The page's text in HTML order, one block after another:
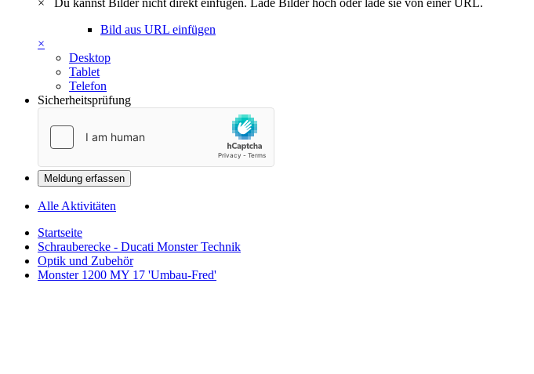
×
Du kannst Bilder nicht direkt einfügen. Lade Bilder hoch oder lade sie von einer URL.
Bild aus URL einfügen
×
Desktop
Tablet
Telefon
Sicherheitsprüfung
Meldung erfassen
Alle Aktivitäten
Startseite
Schrauberecke - Ducati Monster Technik
Optik und Zubehör
Monster 1200 MY 17 'Umbau-Fred'